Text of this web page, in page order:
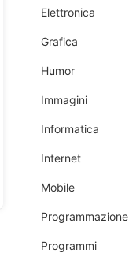
Elettronica
Grafica
Humor
Immagini
Informatica
Internet
Mobile
Programmazione
Programmi